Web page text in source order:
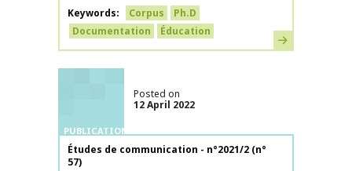
Keywords
Corpus
Ph.D
Documentation
Éducation Learn more
PUBLICATIONS
Posted on
12 April 2022
Publication name
Études de communication - n°2021/2 (n°
57)